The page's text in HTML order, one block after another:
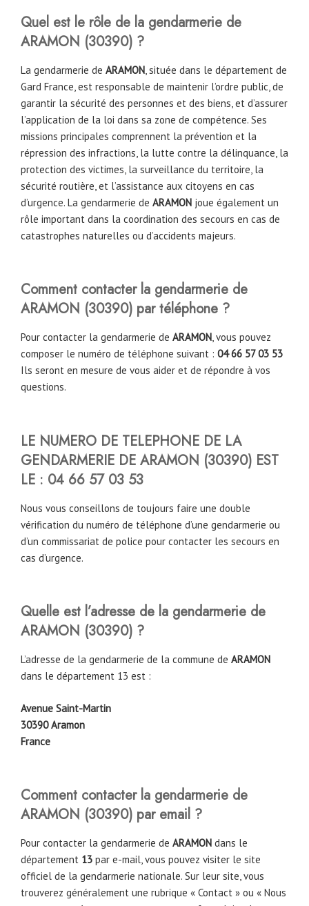
Quel est le rôle de la gendarmerie de
ARAMON (30390) ?
La gendarmerie de ARAMON , située dans le département de
Gard France, est responsable de maintenir l’ordre public, de
garantir la sécurité des personnes et des biens, et d’assurer
l’application de la loi dans sa zone de compétence. Ses
missions principales comprennent la prévention et la
répression des infractions, la lutte contre la délinquance, la
protection des victimes, la surveillance du territoire, la
sécurité routière, et l’assistance aux citoyens en cas
d’urgence. La gendarmerie de ARAMON joue également un
rôle important dans la coordination des secours en cas de
catastrophes naturelles ou d’accidents majeurs.
Comment contacter la gendarmerie de
ARAMON (30390) par téléphone ?
Pour contacter la gendarmerie de ARAMON, vous pouvez
composer le numéro de téléphone suivant : 04 66 57 03 53
Ils seront en mesure de vous aider et de répondre à vos
questions.
LE NUMERO DE TELEPHONE DE LA
GENDARMERIE DE ARAMON (30390) EST
LE : 04 66 57 03 53
Nous vous conseillons de toujours faire une double
vérification du numéro de téléphone d’une gendarmerie ou
d’un commissariat de police pour contacter les secours en
cas d’urgence.
Quelle est l’adresse de la gendarmerie de
ARAMON (30390) ?
L’adresse de la gendarmerie de la commune de ARAMON
dans le département 13 est :
Avenue Saint-Martin
30390 Aramon
France
Comment contacter la gendarmerie de
ARAMON (30390) par email ?
Pour contacter la gendarmerie de ARAMON dans le
département 13 par e-mail, vous pouvez visiter le site
officiel de la gendarmerie nationale. Sur leur site, vous
trouverez généralement une rubrique « Contact » ou « Nous